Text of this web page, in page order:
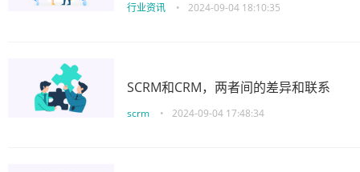
行业资讯 • 2024-09-04 18:10:35
SCRM和CRM，两者间的差异和联系
scrm • 2024-09-04 17:48:34